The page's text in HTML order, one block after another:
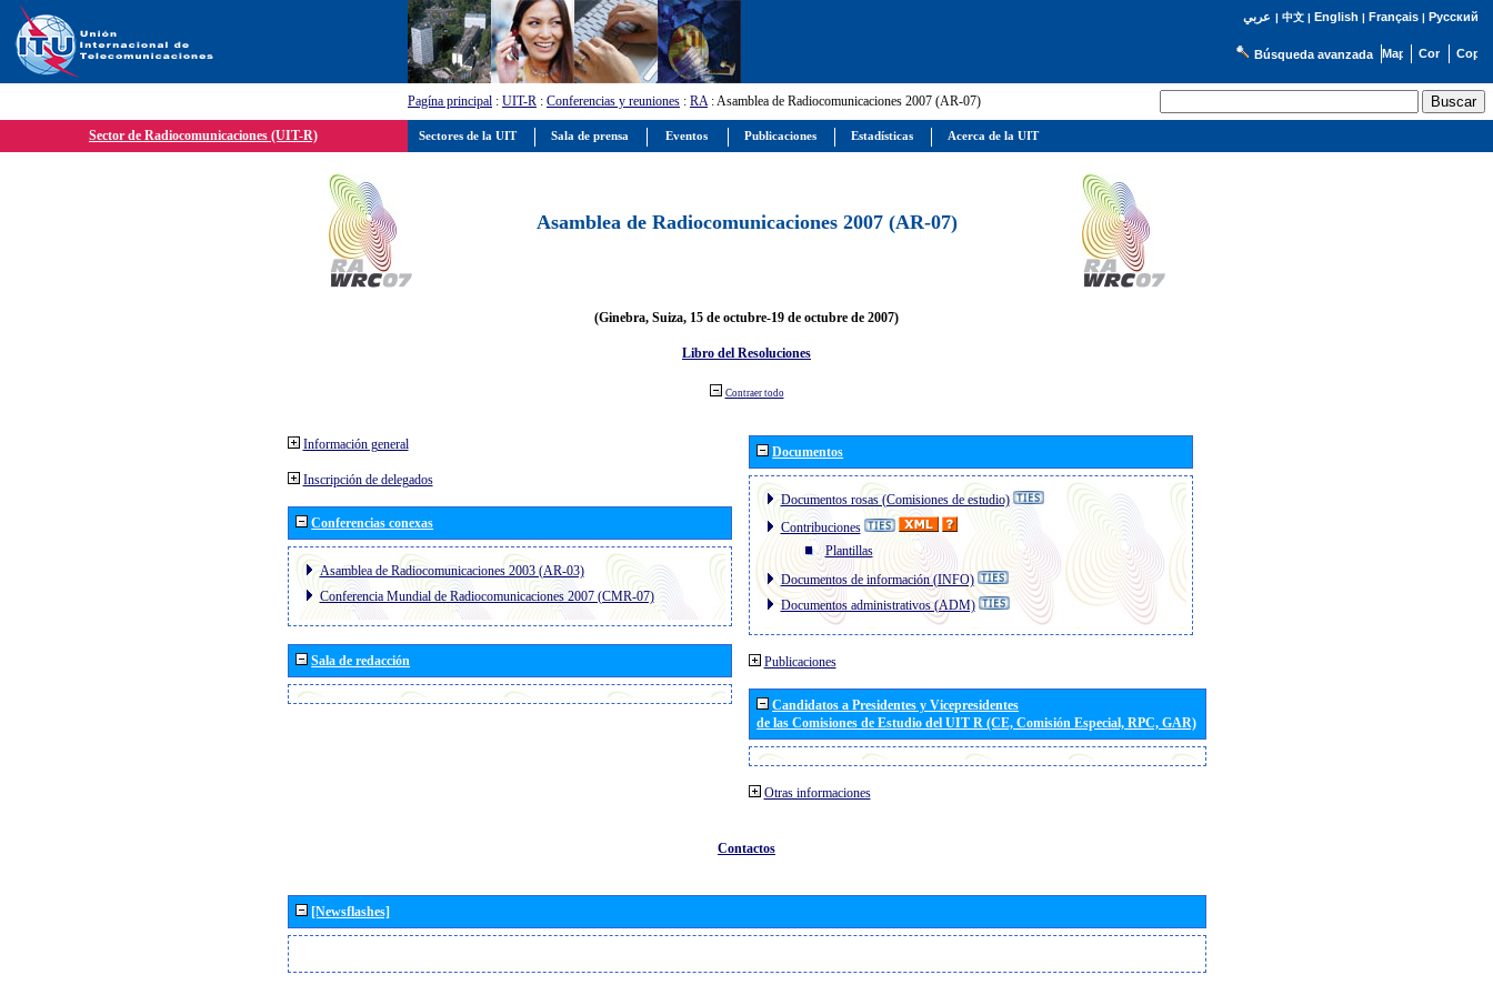
عربي | 中文| English | Français| Русский
Búsqueda avanzada
Pagína principal : UIT-R : Conferencias y reuniones : RA: Asamblea de Radiocomunicaciones 2007 (AR-07)
Sector de Radiocomunicaciones (UIT-R)
Asamblea de Radiocomunicaciones 2007 (AR-07)
(Ginebra, Suiza, 15 de octubre-19 de octubre de 2007)
Libro del Resoluciones
Contraer todo
Información general
Inscripción de delegados
Conferencias conexas
Asamblea de Radiocomunicaciones 2003 (AR-03)
Conferencia Mundial de Radiocomunicaciones 2007 (CMR-07)
Sala de redacción
Documentos
Documentos rosas (Comisiones de estudio)
Contribuciones
Plantillas
Documentos de información (INFO)
Documentos administrativos (ADM)
Publicaciones
Candidatos a Presidentes y Vicepresidentes
de las Comisiones de Estudio del UIT R (CE, Comisión Especial, RPC, GAR)
Otras informaciones
Contactos
[Newsflashes]
Sectores de la UIT Sala de prensa Eventos Publicaciones Estadísticas Acerca de la UIT